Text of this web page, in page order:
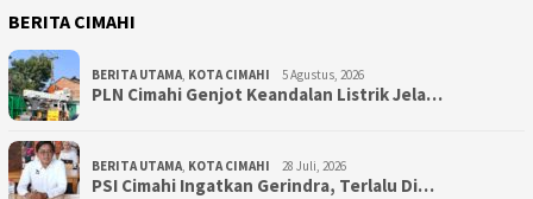
BERITA CIMAHI
BERITA UTAMA, KOTA CIMAHI 5 Agustus, 2026
PLN Cimahi Genjot Keandalan Listrik Jela…
BERITA UTAMA, KOTA CIMAHI 28 Juli, 2026
PSI Cimahi Ingatkan Gerindra, Terlalu Di…